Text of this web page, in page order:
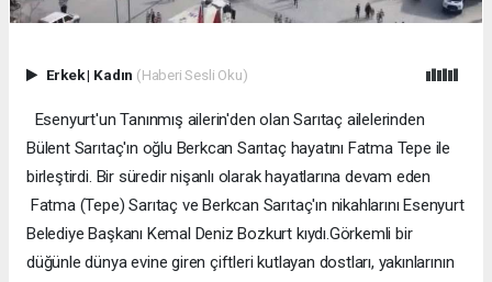
Erkek| Kadın (Haberi Sesli Oku)
Esenyurt'un Tanınmış ailerin'den olan Sarıtaç ailelerinden
Bülent Sarıtaç'ın oğlu Berkcan Sarıtaç hayatını Fatma Tepe ile
birleştirdi. Bir süredir nişanlı olarak hayatlarına devam eden
Fatma (Tepe) Sarıtaç ve Berkcan Sarıtaç'ın nikahlarını Esenyurt
Belediye Başkanı Kemal Deniz Bozkurt kıydı.Görkemli bir
düğünle dünya evine giren çiftleri kutlayan dostları, yakınlarının